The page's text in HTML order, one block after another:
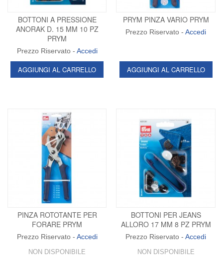
BOTTONI A PRESSIONE
ANORAK D. 15 MM 10 PZ
PRYM
Prezzo Riservato - Accedi
AGGIUNGI AL CARRELLO
PRYM PINZA VARIO PRYM
Prezzo Riservato -Accedi
AGGIUNGI AL CARRELLO
PINZA ROTOTANTE PER
FORARE PRYM
Prezzo Riservato - Accedi
NON DISPONIBILE
BOTTONI PER JEANS
ALLORO 17 MM 8 PZ PRYM
Prezzo Riservato -Accedi
NON DISPONIBILE